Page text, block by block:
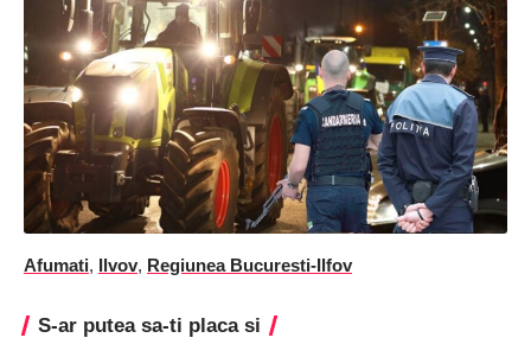
Afumati, Ilvov, Regiunea Bucuresti-Ilfov
S-ar putea sa-ti placa si